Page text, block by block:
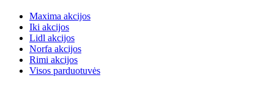
Maxima akcijos
Iki akcijos
Lidl akcijos
Norfa akcijos
Rimi akcijos
Visos parduotuvės